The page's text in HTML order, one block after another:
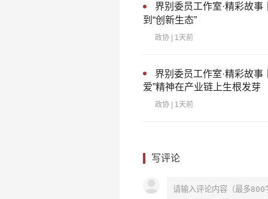
界别委员工作室·精彩故事
到“创新生态”
政协 | 1天前
界别委员工作室·精彩故
爱”精神在产业链上生根发芽
政协 | 1天前
写评论